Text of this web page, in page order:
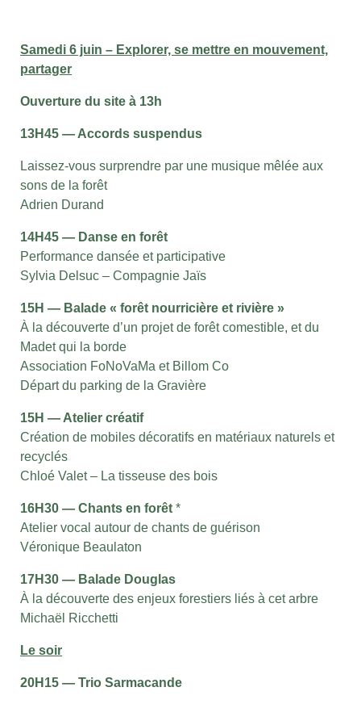
Samedi 6 juin – Explorer, se mettre en mouvement,
partager
Ouverture du site à 13h
13H45 — Accords suspendus
Laissez-vous surprendre par une musique mêlée aux
sons de la forêt
Adrien Durand
14H45 — Danse en forêt
Performance dansée et participative
Sylvia Delsuc – Compagnie Jaïs
15H — Balade « forêt nourricière et rivière »
À la découverte d’un projet de forêt comestible, et du
Madet qui la borde
Association FoNoVaMa et Billom Co
Départ du parking de la Gravière
15H — Atelier créatif
Création de mobiles décoratifs en matériaux naturels et
recyclés
Chloé Valet – La tisseuse des bois
16H30 — Chants en forêt *
Atelier vocal autour de chants de guérison
Véronique Beaulaton
17H30 — Balade Douglas
À la découverte des enjeux forestiers liés à cet arbre
Michaël Ricchetti
Le soir
20H15 — Trio Sarmacande